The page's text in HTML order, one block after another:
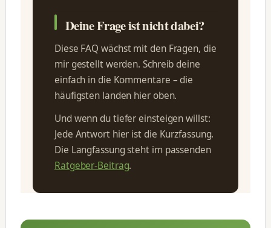
Deine Frage ist nicht dabei?
Diese FAQ wächst mit den Fragen, die
mir gestellt werden. Schreib deine
einfach in die Kommentare – die
häufigsten landen hier oben.
Und wenn du tiefer einsteigen willst:
Jede Antwort hier ist die Kurzfassung.
Die Langfassung steht im passenden
Ratgeber-Beitrag.